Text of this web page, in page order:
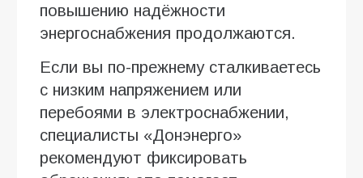
повышению надёжности
энергоснабжения продолжаются.
Если вы по-прежнему сталкиваетесь
с низким напряжением или
перебоями в электроснабжении,
специалисты «Донэнерго»
рекомендуют фиксировать